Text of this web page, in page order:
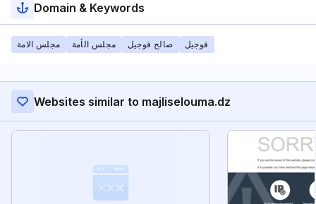
Domain & Keywords
مجلس الامة مجلس الأمة صالح قوجيل قوجيل
Websites similar to majliselouma.dz